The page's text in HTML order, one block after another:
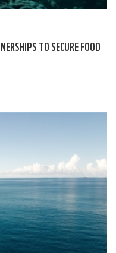
TO SECURE FOOD